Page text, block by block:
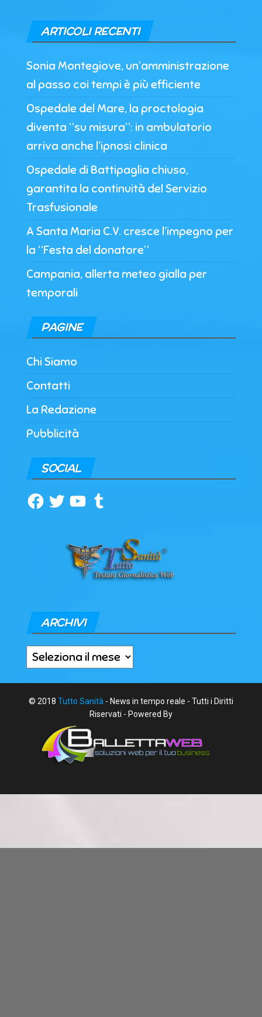
ARTICOLI RECENTI
Sonia Montegiove, un’amministrazione
al passo coi tempi è più efficiente
Ospedale del Mare, la proctologia
diventa “su misura”: in ambulatorio
arriva anche l’ipnosi clinica
Ospedale di Battipaglia chiuso,
garantita la continuità del Servizio
Trasfusionale
A Santa Maria C.V. cresce l’impegno per
la “Festa del donatore”
Campania, allerta meteo gialla per
temporali
PAGINE
Chi Siamo
Contatti
La Redazione
Pubblicità
SOCIAL
Facebook
TwitterYouTubeTumblr
ARCHIVI
Archivi
© 2018 Tutto Sanità - News in tempo reale - Tutti i Diritti
Riservati - Powered By